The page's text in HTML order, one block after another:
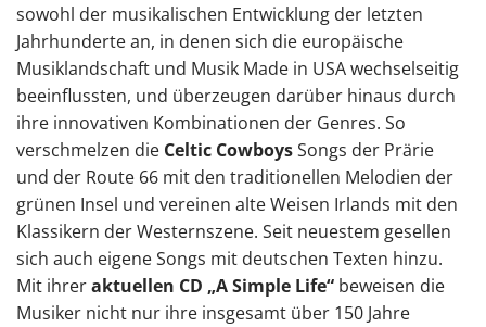
sowohl der musikalischen Entwicklung der letzten
Jahrhunderte an, in denen sich die europäische
Musiklandschaft und Musik Made in USA wechselseitig
beeinflussten, und überzeugen darüber hinaus durch
ihre innovativen Kombinationen der Genres. So
verschmelzen die Celtic CowboysSongs der Prärie
und der Route 66 mit den traditionellen Melodien der
grünen Insel und vereinen alte Weisen Irlands mit den
Klassikern der Westernszene. Seit neuestem gesellen
sich auch eigene Songs mit deutschen Texten hinzu.
Mit ihreraktuellen CD „A Simple Life“ beweisen die
Musiker nicht nur ihre insgesamt über 150 Jahre